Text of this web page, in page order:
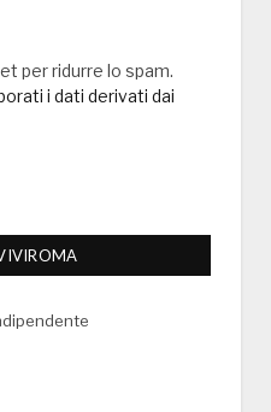
per ridurre lo spam.
i dati derivati dai